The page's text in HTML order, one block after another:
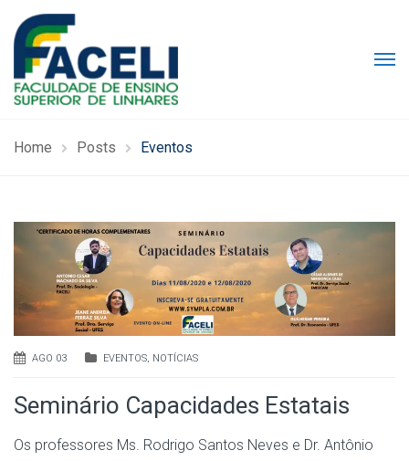
Home Posts Eventos
AGO 03 EVENTOS, NOTÍCIAS
Seminário Capacidades Estatais
Os professores Ms. Rodrigo Santos Neves e Dr. Antônio